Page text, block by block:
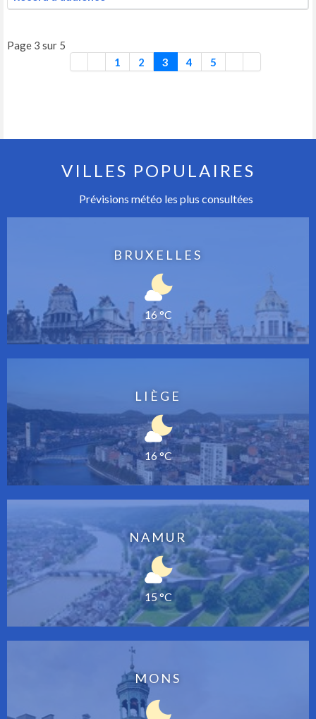
Page 3 sur 5
1
2 3 4 5
VILLES POPULAIRES
Prévisions météo les plus consultées
BRUXELLES
16 °C
LIÈGE
16 °C
NAMUR
15 °C
MONS